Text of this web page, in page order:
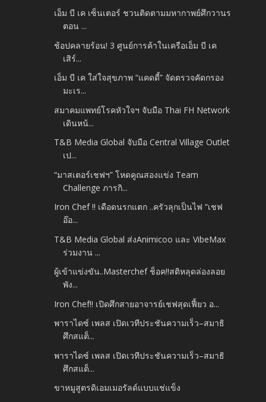
เอ็ม บี เค เซ็นเตอร์ ชวนติดตามมหากาพย์ศึกวานร
ตอน ...
ช้อปคลายร้อน! 3 ศูนย์การค้าในเครือเอ็ม บี เค
เสิร์...
เอ็ม บี เค ใส่ใจสุขภาพ “แคดดี้” จัดตรวจคัดกรอง
มะเร...
สมาคมแพทย์โรคหัวใจฯ จับมือ Thai FH Network
เดินหน้...
T&B Media Global จับมือ Central Village Outlet
เป...
“มาสเตอร์เชฟฯ” โหดคูณสองแข่ง Team
Challenge ภารกิ...
Iron Chef !! เดือดนรกแตก ..ครัวลุกเป็นไฟ “เชฟ
อ๊อ...
T&B Media Global ส่งAnimicoo และ VibeMax
ร่วมงาน ...
ผู้เข้าแข่งขัน..Masterchef ช็อค!!สติหลุดล่องลอย
พัง...
Iron Chef!! เปิดศึกสายอาจารย์เชฟสุดเฟี้ยว อ...
พาราไดซ์ เพลส เปิดเวทีประชันความเร็ว–สมาธิ
ศึกสแต็...
พาราไดซ์ เพลส เปิดเวทีประชันความเร็ว–สมาธิ
ศึกสแต็...
ขาหมูสูตรดิเอมเมอรัลด์แบบแช่แข็ง